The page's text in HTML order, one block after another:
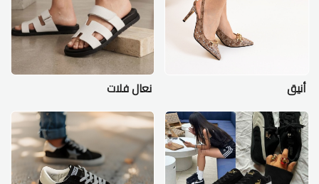
أنيق نعال فلات